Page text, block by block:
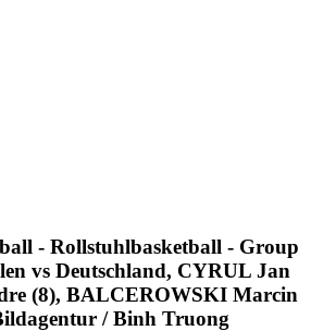
- Rollstuhlbasketball - Group
vs Deutschland, CYRUL Jan
(8), BALCEROWSKI Marcin
/ Binh Truong